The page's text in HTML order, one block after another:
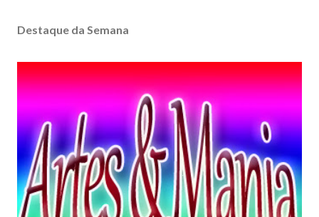
Destaque da Semana